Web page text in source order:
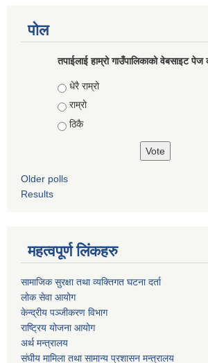
पोल
तपाईलाई हाम्रो गाउँपालिकाको वेबसाइट पेज
Choices
धेरै राम्रो
राम्रो
ठिकै
Older polls
Results
महत्वपूर्ण लिंकहरु
सामाजिक सुरक्षा तथा व्यक्तिगत घटना दर्ता
लोक सेवा आयोग
केन्द्रीय पञ्जीकरण विभाग
राष्ट्रिय योजना आयोग
अर्थ मन्त्रालय
संघीय मामिला तथा सामान्य प्रशासन मन्त्रालय